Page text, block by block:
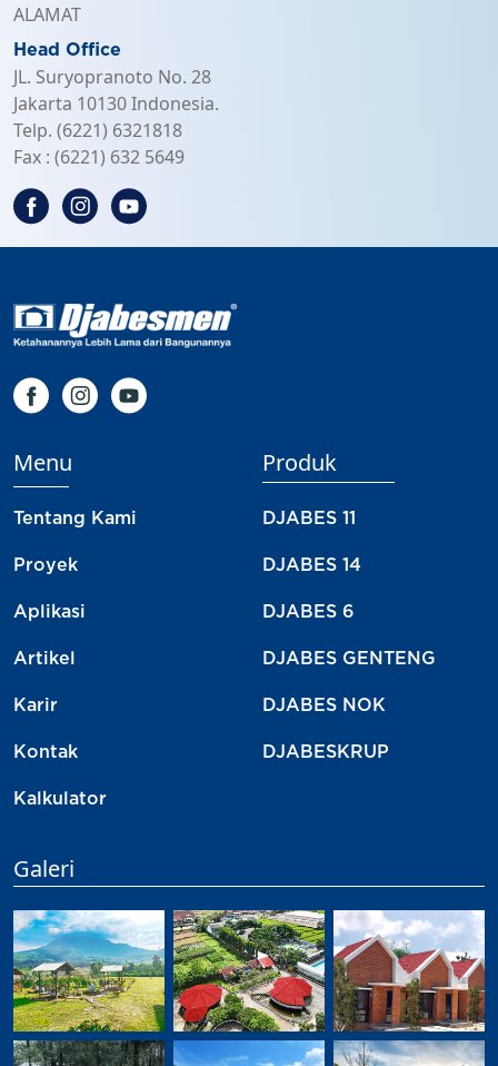
ALAMAT
Head Office
JL. Suryopranoto No. 28
Jakarta 10130 Indonesia.
Telp. (6221) 6321818
Fax : (6221) 632 5649
Menu
Tentang Kami
Proyek
Aplikasi
Artikel
Karir
Kontak
Kalkulator
Produk
DJABES 11
DJABES 14
DJABES 6
DJABES GENTENG
DJABES NOK
DJABESKRUP
Galeri